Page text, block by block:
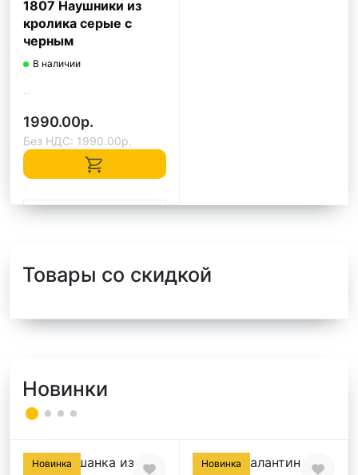
1807 Наушники из
кролика серые с
черным
В наличии
...
1990.00р.
Без НДС: 1990.00р.
Товары со скидкой
Новинки
Новинка
Новинка